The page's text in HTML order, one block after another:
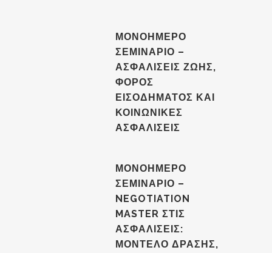
ΜΟΝΟΗΜΕΡΟ
ΣΕΜΙΝΑΡΙΟ –
ΑΣΦΑΛΙΣΕΙΣ ΖΩΗΣ,
ΦΟΡΟΣ
ΕΙΣΟΔΗΜΑΤΟΣ ΚΑΙ
ΚΟΙΝΩΝΙΚΕΣ
ΑΣΦΑΛΙΣΕΙΣ
ΜΟΝΟΗΜΕΡΟ
ΣΕΜΙΝΑΡΙΟ –
NEGOTIATION
MASTER ΣΤΙΣ
ΑΣΦΑΛΙΣΕΙΣ:
ΜΟΝΤΕΛΟ ΔΡΑΣΗΣ,